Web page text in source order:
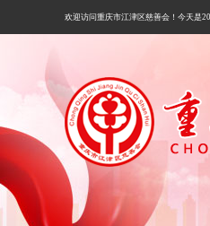
欢迎访问重庆市江津区慈善会！今天是